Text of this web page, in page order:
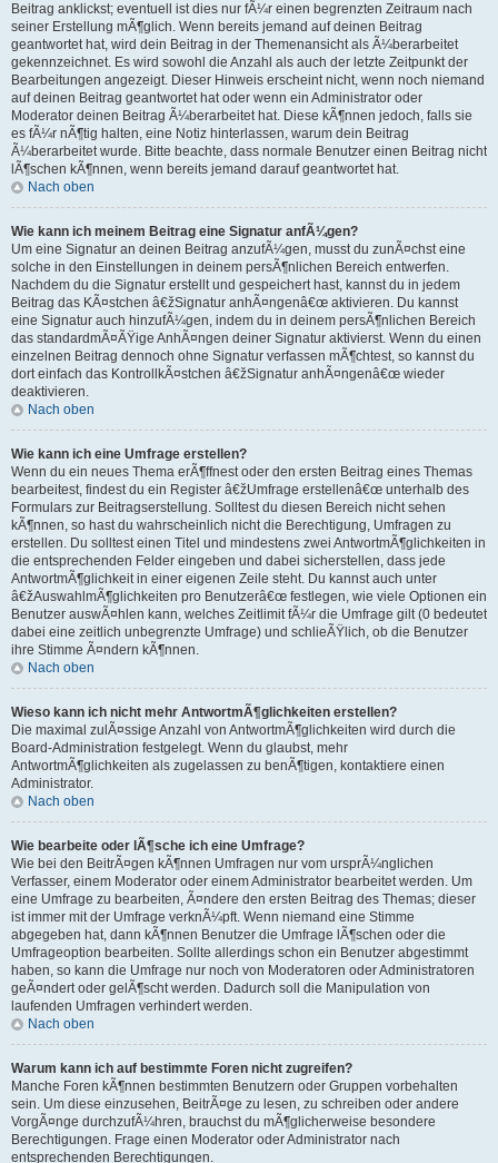
Beitrag anklickst; eventuell ist dies nur fÃ¼r einen begrenzten Zeitraum nach
seiner Erstellung mÃ¶glich. Wenn bereits jemand auf deinen Beitrag
geantwortet hat, wird dein Beitrag in der Themenansicht als Ã¼berarbeitet
gekennzeichnet. Es wird sowohl die Anzahl als auch der letzte Zeitpunkt der
Bearbeitungen angezeigt. Dieser Hinweis erscheint nicht, wenn noch niemand
auf deinen Beitrag geantwortet hat oder wenn ein Administrator oder
Moderator deinen Beitrag Ã¼berarbeitet hat. Diese kÃ¶nnen jedoch, falls sie
es fÃ¼r nÃ¶tig halten, eine Notiz hinterlassen, warum dein Beitrag
Ã¼berarbeitet wurde. Bitte beachte, dass normale Benutzer einen Beitrag nicht
lÃ¶schen kÃ¶nnen, wenn bereits jemand darauf geantwortet hat.
Nach oben
Wie kann ich meinem Beitrag eine Signatur anfÃ¼gen?
Um eine Signatur an deinen Beitrag anzufÃ¼gen, musst du zunÃ¤chst eine
solche in den Einstellungen in deinem persÃ¶nlichen Bereich entwerfen.
Nachdem du die Signatur erstellt und gespeichert hast, kannst du in jedem
Beitrag das KÃ¤stchen â€žSignatur anhÃ¤ngenâ€œ aktivieren. Du kannst
eine Signatur auch hinzufÃ¼gen, indem du in deinem persÃ¶nlichen Bereich
das standardmÃ¤ÃŸige AnhÃ¤ngen deiner Signatur aktivierst. Wenn du einen
einzelnen Beitrag dennoch ohne Signatur verfassen mÃ¶chtest, so kannst du
dort einfach das KontrollkÃ¤stchen â€žSignatur anhÃ¤ngenâ€œ wieder
deaktivieren.
Nach oben
Wie kann ich eine Umfrage erstellen?
Wenn du ein neues Thema erÃ¶ffnest oder den ersten Beitrag eines Themas
bearbeitest, findest du ein Register â€žUmfrage erstellenâ€œ unterhalb des
Formulars zur Beitragserstellung. Solltest du diesen Bereich nicht sehen
kÃ¶nnen, so hast du wahrscheinlich nicht die Berechtigung, Umfragen zu
erstellen. Du solltest einen Titel und mindestens zwei AntwortmÃ¶glichkeiten in
die entsprechenden Felder eingeben und dabei sicherstellen, dass jede
AntwortmÃ¶glichkeit in einer eigenen Zeile steht. Du kannst auch unter
â€žAuswahlmÃ¶glichkeiten pro Benutzerâ€œ festlegen, wie viele Optionen ein
Benutzer auswÃ¤hlen kann, welches Zeitlimit fÃ¼r die Umfrage gilt (0 bedeutet
dabei eine zeitlich unbegrenzte Umfrage) und schlieÃŸlich, ob die Benutzer
ihre Stimme Ã¤ndern kÃ¶nnen.
Nach oben
Wieso kann ich nicht mehr AntwortmÃ¶glichkeiten erstellen?
Die maximal zulÃ¤ssige Anzahl von AntwortmÃ¶glichkeiten wird durch die
Board-Administration festgelegt. Wenn du glaubst, mehr
AntwortmÃ¶glichkeiten als zugelassen zu benÃ¶tigen, kontaktiere einen
Administrator.
Nach oben
Wie bearbeite oder lÃ¶sche ich eine Umfrage?
Wie bei den BeitrÃ¤gen kÃ¶nnen Umfragen nur vom ursprÃ¼nglichen
Verfasser, einem Moderator oder einem Administrator bearbeitet werden. Um
eine Umfrage zu bearbeiten, Ã¤ndere den ersten Beitrag des Themas; dieser
ist immer mit der Umfrage verknÃ¼pft. Wenn niemand eine Stimme
abgegeben hat, dann kÃ¶nnen Benutzer die Umfrage lÃ¶schen oder die
Umfrageoption bearbeiten. Sollte allerdings schon ein Benutzer abgestimmt
haben, so kann die Umfrage nur noch von Moderatoren oder Administratoren
geÃ¤ndert oder gelÃ¶scht werden. Dadurch soll die Manipulation von
laufenden Umfragen verhindert werden.
Nach oben
Warum kann ich auf bestimmte Foren nicht zugreifen?
Manche Foren kÃ¶nnen bestimmten Benutzern oder Gruppen vorbehalten
sein. Um diese einzusehen, BeitrÃ¤ge zu lesen, zu schreiben oder andere
VorgÃ¤nge durchzufÃ¼hren, brauchst du mÃ¶glicherweise besondere
Berechtigungen. Frage einen Moderator oder Administrator nach
entsprechenden Berechtigungen.